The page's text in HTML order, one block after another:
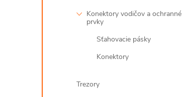
Konektory vodičov a ochranné
prvky
Sťahovacie pásky
Konektory
Trezory